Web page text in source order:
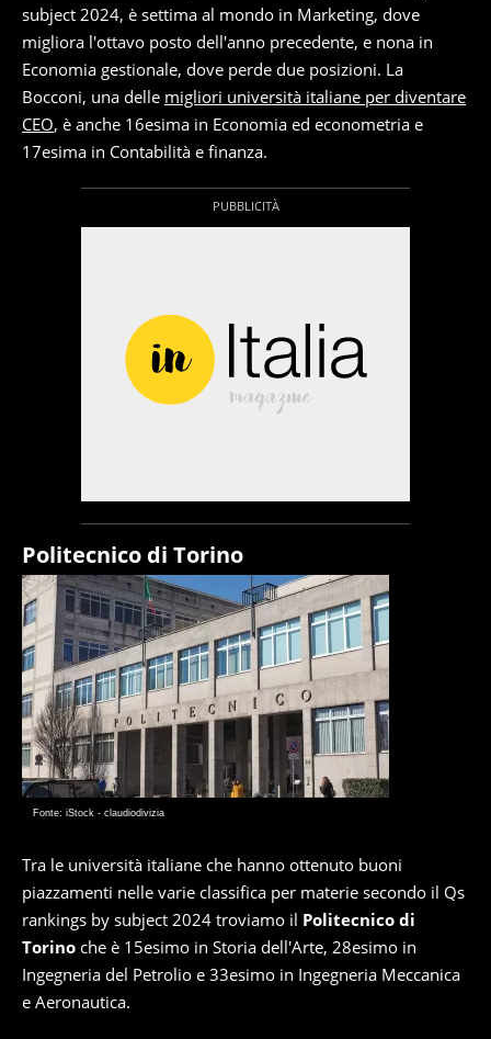
subject 2024, è settima al mondo in Marketing, dove
migliora l'ottavo posto dell'anno precedente, e nona in
Economia gestionale, dove perde due posizioni. La
Bocconi, una delle migliori università italiane per diventare
CEO, è anche 16esima in Economia ed econometria e
17esima in Contabilità e finanza.
Politecnico di Torino
Fonte: iStock - claudiodivizia
Tra le università italiane che hanno ottenuto buoni
piazzamenti nelle varie classifica per materie secondo il Qs
rankings by subject 2024 troviamo il Politecnico di
Torino che è 15esimo in Storia dell'Arte, 28esimo in
Ingegneria del Petrolio e 33esimo in Ingegneria Meccanica
e Aeronautica.